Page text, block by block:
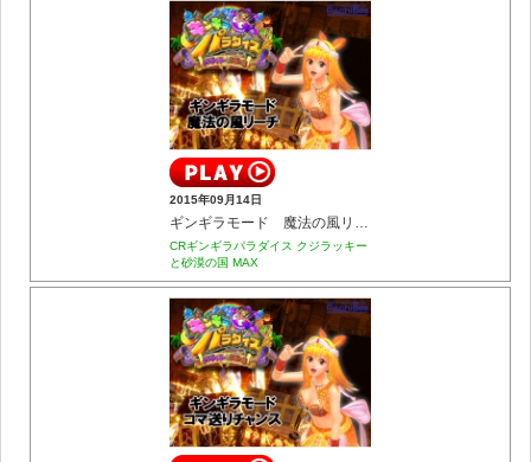
2015年09月14日
ギンギラモード 魔法の風リーチ
CRギンギラパラダイス クジラッキー
と砂漠の国 MAX